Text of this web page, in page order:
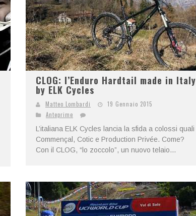
CLOG: l’Enduro Hardtail made in Italy
by ELK Cycles
Matteo Lombardi
19 Gennaio 2015
Anteprime
L’italiana ELK Cycles lancia la sfida a colossi quali
Commençal, Cotic e Production Privée. Come?
Con il CLOG, “lo zoccolo”, un nuovo telaio...